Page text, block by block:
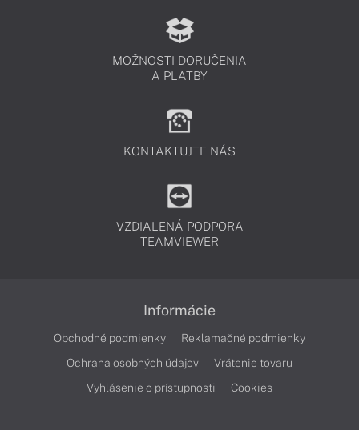
MOŽNOSTI DORUČENIA
A PLATBY
KONTAKTUJTE NÁS
VZDIALENÁ PODPORA
TEAMVIEWER
Informácie
Obchodné podmienky
Reklamačné podmienky
Ochrana osobných údajov
Vrátenie tovaru
Vyhlásenie o prístupnosti
Cookies